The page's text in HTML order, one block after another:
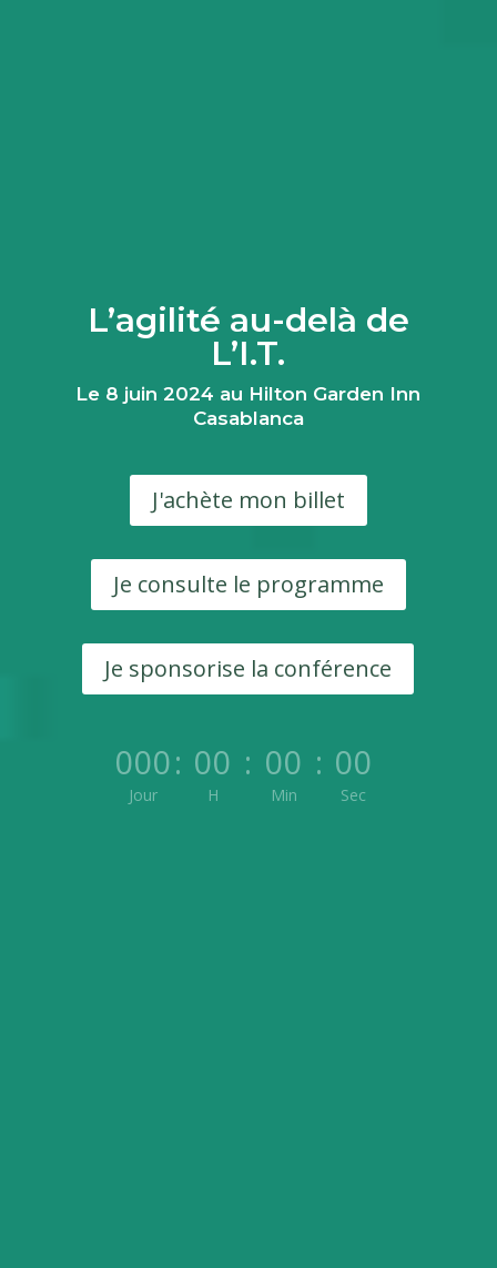
L’agilité au-delà de
L’I.T.
Le 8 juin 2024 au Hilton Garden Inn
Casablanca
J'achète mon billet
Je consulte le programme
Je sponsorise la conférence
000
Jour
: 00
H
: 00
Min
: 00
Sec